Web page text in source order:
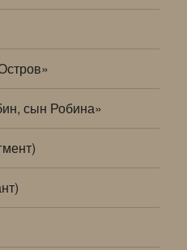
сын Робина»